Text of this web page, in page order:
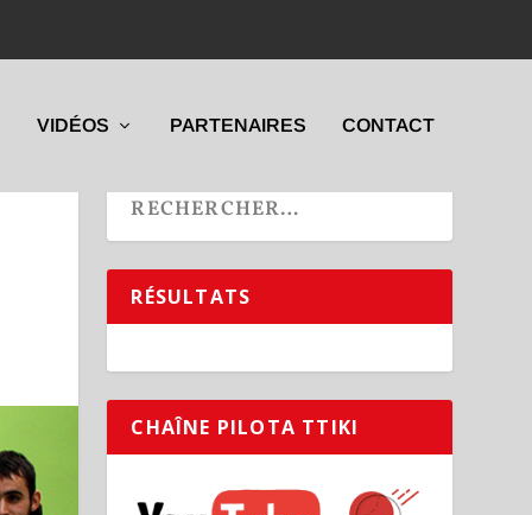
VIDÉOS PARTENAIRES CONTACT
RÉSULTATS
CHAÎNE PILOTA TTIKI